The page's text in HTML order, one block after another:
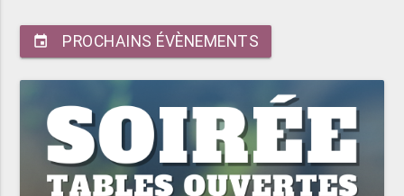
event PROCHAINS ÉVÈNEMENTS